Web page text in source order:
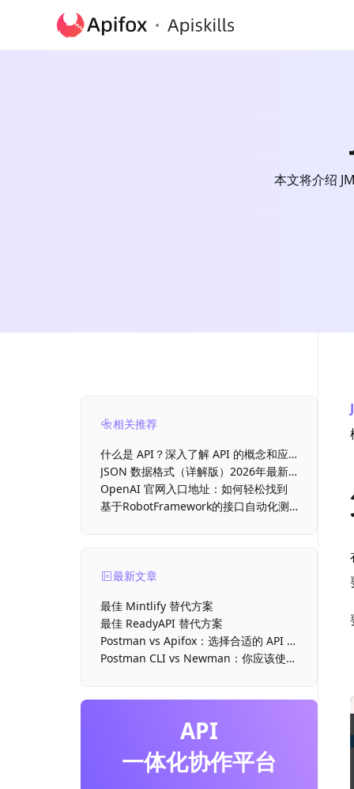
本文将介绍
相关推荐
什么是 API？深入了解 API 的概念和应
用
JSON 数据格式（详解版）2026年最新
介绍
OpenAI 官网入口地址：如何轻松找到
基于RobotFramework的接口自动化测
最新文章
最佳 Mintlify 替代方案
最佳 ReadyAPI 替代方案
Postman vs Apifox：选择合适的 API 开
发工具
Postman CLI vs Newman：你应该使用
API
一体化协作平台